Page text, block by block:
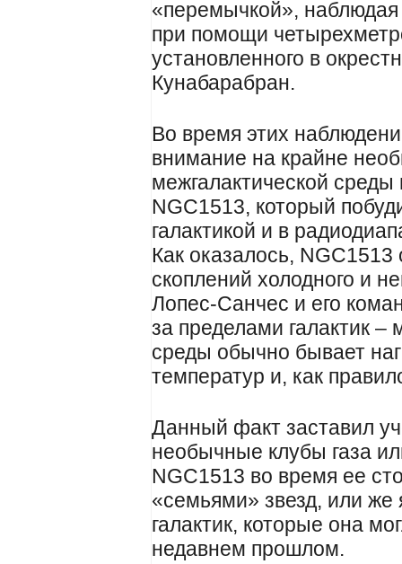
«перемычкой»,
при помощи
установленного в
Кунабарабран.
Во время этих
внимание на крайне
межгалактической
NGC1513, который
галактикой и в
Как оказалось,
скоплений холодного и
Лопес-Санчес и его
за пределами галактик –
среды обычно бывает
температур и, как
Данный факт заставил
необычные клубы газа
NGC1513 во время ее
«семьями» звезд, или же
галактик, которые она
недавнем прошлом.